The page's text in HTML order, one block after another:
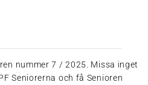
partiet. Med vid träffen var
på länsnivå med samma
och Susanne Lindholm
i Örebro.
nummer 7 / 2025. Missa inget
Seniorerna och få Senioren